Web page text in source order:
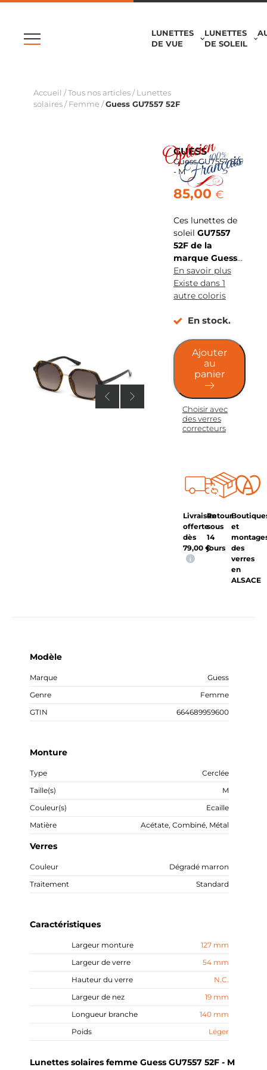
LUNETTES
DE VUE
LUNETTES
DE SOLEIL
Accueil /Tous nos articles / Lunettes
solaires / Femme /Guess GU7557 52F
GUESS
Guess GU7557 52F
- M
85,00 €
Ces lunettes de
soleil GU7557
52F de la
marque Guess…
En savoir plus
Existe dans 1
autre coloris
En stock.
Ajouter
au
panier
Choisir avec
des verres
correcteurs
Livraison
offerte
dès
79,00 €
i
Retour
sous
14
jours
et
des
verres
en
ALSACE
Modèle
Marque
Guess
Genre
Femme
GTIN
664689959600
Monture
Type
Cerclée
Taille(s)
M
Couleur(s)
Ecaille
Matière
Acétate, Combiné, Métal
Verres
Couleur
Dégradé marron
Traitement
Standard
Caractéristiques
Largeur monture
127 mm
Largeur de verre
54 mm
Hauteur du verre
N.C.
Largeur de nez
19 mm
Longueur branche
140 mm
Poids
Léger
Lunettes solaires femme Guess GU7557 52F - M